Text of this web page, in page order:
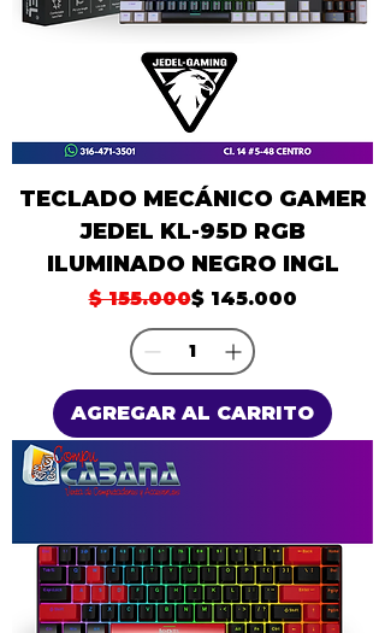
TECLADO MECÁNICO GAMER
JEDEL KL-95D RGB
ILUMINADO NEGRO INGL
Precio
$ 155.000Precio de oferta
$ 145.000
AGREGAR AL CARRITO